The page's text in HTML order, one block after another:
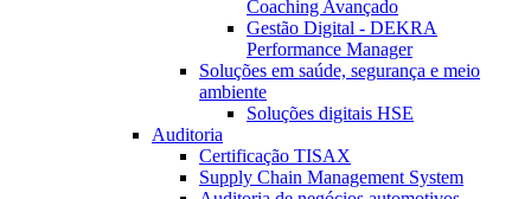
Coaching Avançado
Gestão Digital - DEKRA
Performance Manager
Soluções em saúde, segurança e meio
ambiente
Soluções digitais HSE
Auditoria
Certificação TISAX
Supply Chain Management System